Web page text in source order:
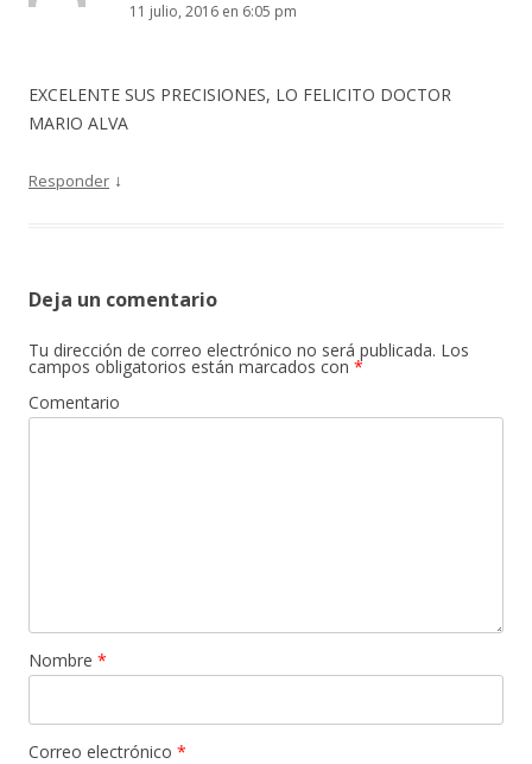
11 julio, 2016 en 6:05 pm
EXCELENTE SUS PRECISIONES, LO FELICITO DOCTOR
MARIO ALVA
Responder ↓
Deja un comentario
Tu dirección de correo electrónico no será publicada. Los
campos obligatorios están marcados con *
Comentario
Nombre *
Correo electrónico *